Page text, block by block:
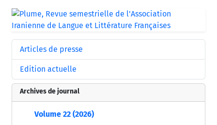
Articles de presse
Edition actuelle
Archives de journal
Volume 22 (2026)